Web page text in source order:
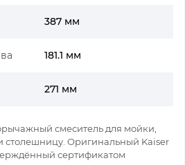
387 мм
181.1 мм
271 мм
смеситель для мойки,
столешницу. Оригинальный Kaiser
сертификатом